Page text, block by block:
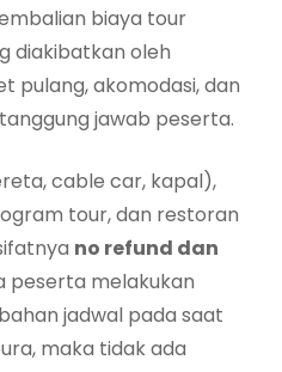
biaya tour
diakibatkan oleh
pulang, akomodasi, dan
jawab peserta.
cable car, kapal),
tour, dan restoran
no refund dan
peserta melakukan
jadwal pada saat
maka tidak ada